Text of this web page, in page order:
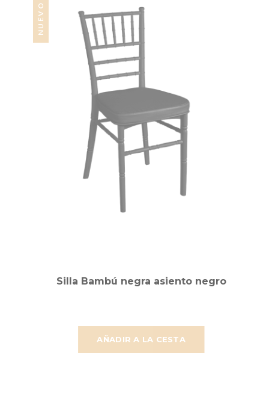
NUEVO
AÑADIR A LA CESTA
Silla Bambú negra asiento negro